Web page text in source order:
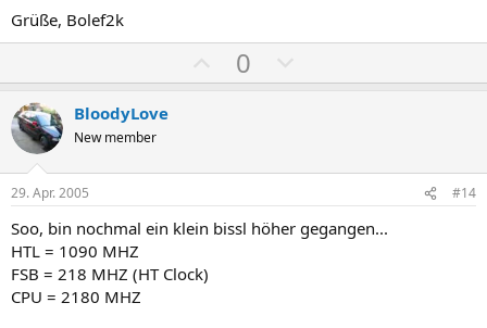
Grüße, Bolef2k
o
t
v
e
0
e
t
v
e
BloodyLove
New member
29. Apr. 2005 #14
Soo, bin nochmal ein klein bissl höher gegangen...
HTL = 1090 MHZ
FSB = 218 MHZ (HT Clock)
CPU = 2180 MHZ